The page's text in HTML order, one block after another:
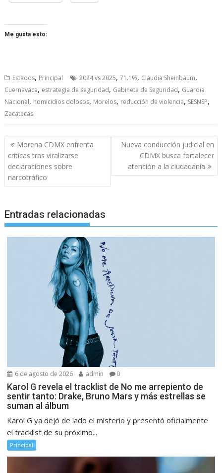
Me gusta esto:
Estados, Principal 2024 vs 2025,71.1%, Claudia Sheinbaum,
Cuernavaca, estrategia de seguridad, Gabinete de Seguridad, Guardia
Nacional, homicidios dolosos, Morelos, reducción de violencia, SESNSP,
Zacatecas
Navegación
de
entradas
Morena CDMX enfrenta
críticas tras viralizarse
declaraciones sobre
narcotráfico
Nueva conducción judicial en
CDMX busca fortalecer
atención a la ciudadanía
Entradas relacionadas
6 de agosto de 2026 admin 0
Karol G revela el tracklist de No me arrepiento de
sentir tanto: Drake, Bruno Mars y más estrellas se
suman al álbum
Karol G ya dejó de lado el misterio y presentó oficialmente
el tracklist de su próximo...
Principal